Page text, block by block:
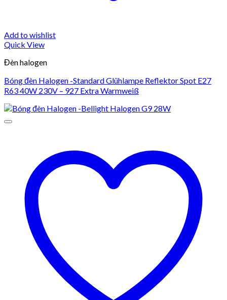
Add to wishlist
Quick View
Đèn halogen
Bóng đèn Halogen -Standard Glühlampe Reflektor Spot E27
R63 40W 230V – 927 Extra Warmweiß